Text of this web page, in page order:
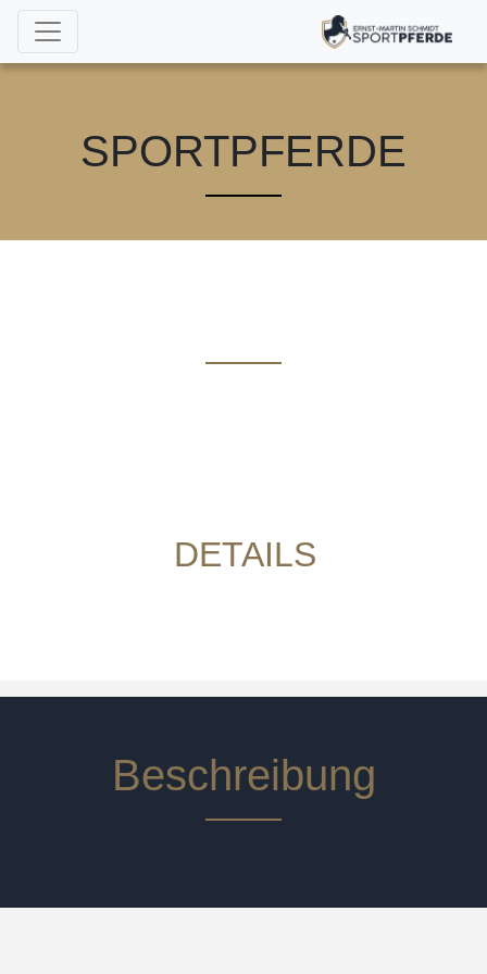
SPORTPFERDE
DETAILS
Beschreibung